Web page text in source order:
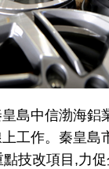
中信渤海鋁
工作。秦皇島
技改項目,力促